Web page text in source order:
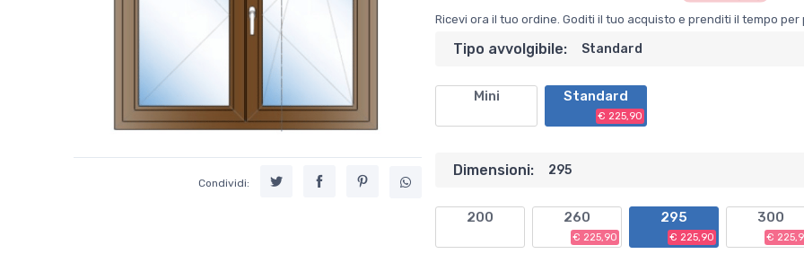
Condividi:
Ricevi ora il tuo ordine. Goditi il tuo acquisto e prenditi il tempo
Tipo avvolgibile: Standard
Mini Standard
€ 225,90
Dimensioni: 295
200 260
€ 225,90
295
€ 225,90
300
€